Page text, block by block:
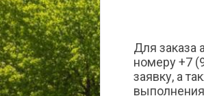
Для заказа
номеру +7
заявку, а